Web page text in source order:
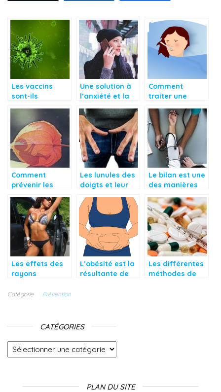
Les vaccins
sont-ils
Une solution à
l’anxiété et la
grâce au
smartphone
Comment
traiter une
d’hyperthermie?
Comment
prévenir les
indésirées ?
Les lunules des
doigts et leur
santé
Le bilan est une
des manières
maladies
graves
Les effets des
rayons
l’importance
L’obésité est la
résultante de
Les différentes
méthodes de
Catégorie Prévention
CATÉGORIES
Catégories
PLAN DU SITE